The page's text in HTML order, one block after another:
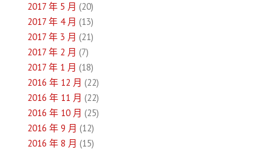
2017 年 5 月 (20)
2017 年 4 月 (13)
2017 年 3 月 (21)
2017 年 2 月 (7)
2017 年 1 月 (18)
2016 年 12 月 (22)
2016 年 11 月 (22)
2016 年 10 月 (25)
2016 年 9 月 (12)
2016 年 8 月 (15)